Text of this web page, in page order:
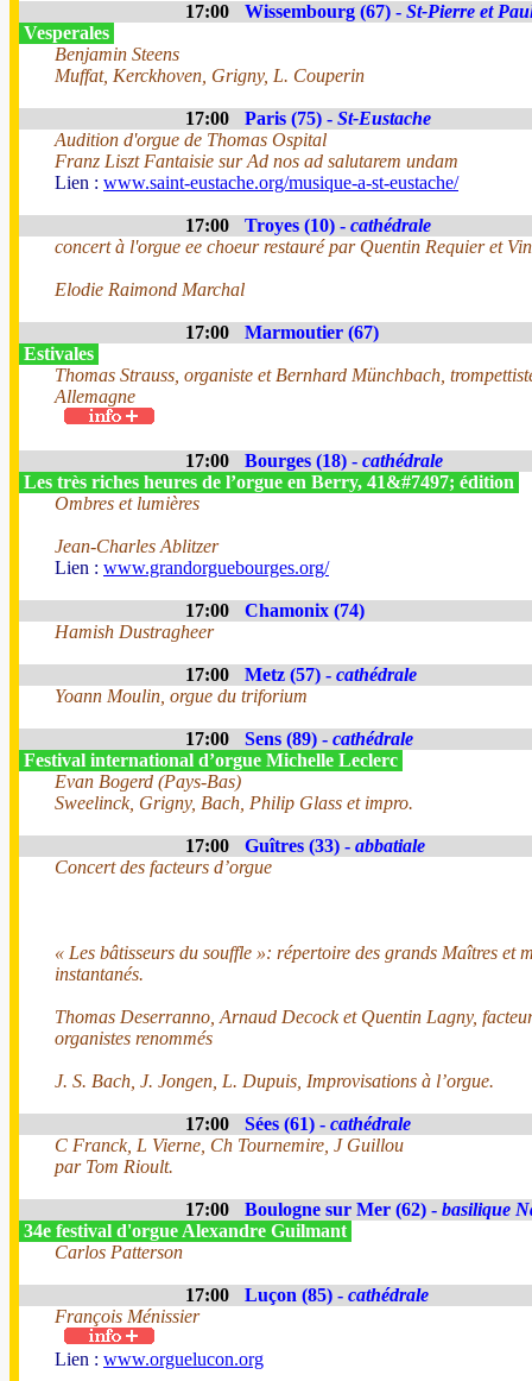
17:00 Wissembourg (67) - St-Pierre et
Vesperales
Benjamin Steens
Muffat, Kerckhoven, Grigny, L. Couperin
17:00 Paris (75) - St-Eustache
Audition d'orgue de Thomas Ospital
Franz Liszt Fantaisie sur Ad nos ad salutarem undam
Lien : www.saint-eustache.org/musique-a-st-eustache/
17:00 Troyes (10) - cathédrale
concert à l'orgue ee choeur restauré par Quentin Requier et
Elodie Raimond Marchal
17:00
Marmoutier (67)
Estivales
Thomas Strauss, organiste et Bernhard Münchbach,
Allemagne
17:00 Bourges (18) - cathédrale
Les très riches heures de l’orgue en Berry, 41&#7497; édition
Ombres et lumières
Jean-Charles Ablitzer
Lien : www.grandorguebourges.org/
17:00
Chamonix (74)
Hamish Dustragheer
17:00 Metz (57) - cathédrale
Yoann Moulin, orgue du triforium
17:00 Sens (89) - cathédrale
Festival international d’orgue Michelle Leclerc
Evan Bogerd (Pays-Bas)
Sweelinck, Grigny, Bach, Philip Glass et impro.
17:00 Guîtres (33) - abbatiale
Concert des facteurs d’orgue
« Les bâtisseurs du souffle »: répertoire des grands Maîtres et
instantanés.
Thomas Deserranno, Arnaud Decock et Quentin Lagny,
organistes renommés
J. S. Bach, J. Jongen, L. Dupuis, Improvisations à l’orgue.
17:00 Sées (61) - cathédrale
C Franck, L Vierne, Ch Tournemire, J Guillou
par Tom Rioult.
17:00 Boulogne sur Mer (62) - basilique
34e festival d'orgue Alexandre Guilmant
Carlos Patterson
17:00 Luçon (85) - cathédrale
François Ménissier
Lien : www.orguelucon.org